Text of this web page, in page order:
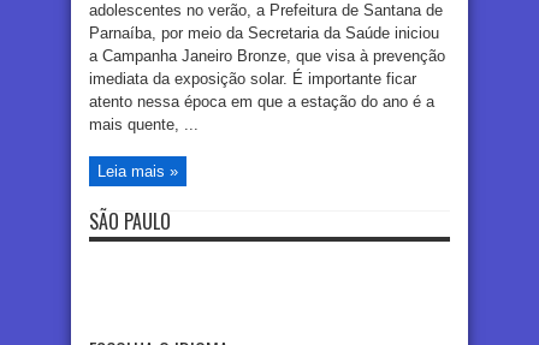
adolescentes no verão, a Prefeitura de Santana de
Parnaíba, por meio da Secretaria da Saúde iniciou
a Campanha Janeiro Bronze, que visa à prevenção
imediata da exposição solar. É importante ficar
atento nessa época em que a estação do ano é a
mais quente, ...
Leia mais »
SÃO PAULO